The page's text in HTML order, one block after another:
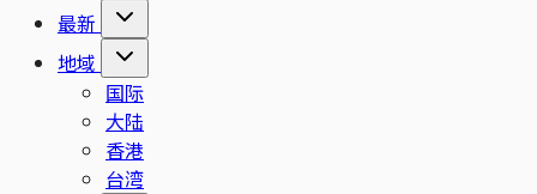
最新
地域
国际
大陆
香港
台湾